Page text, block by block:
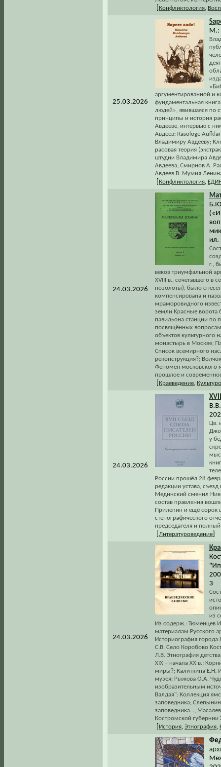
Конфликтология,
25.03.2026
М.:
аргументированной и
фундаментальная
людей», явившаяся по
принципы и история
Авдееве, интервью с
Авдеев: Rasologe
Владимиру Авдееву;
расовая теория
штудии Владимира
Авдеева; Смирнов А.
Авдеев В. Мумия
Конфликтология,
24.03.2026
ил.
г.,
веков триумфальной
XVIII в., сочетавшего в
позолоты), было
компенсирована и
мраморовидного
земли Красные ворота
павильона станции по
посвящённых
объектов культурного
монастырь в Москве;
Список всемирного
реконструкция?;
Феномен московского
прошлое и
Краеведение,
24.03.2026
XVII
Цв.
у
России прошёл 28
редакции устава,
Мединский сменил
состав правления
Прилепин и ещё сорок
стенографического
председателя и полный
Литературоведение
24.03.2026
3
из
Из содерж.: Тюменцев
материалам Русского
Историография
С.В. Село Коробово
Л.В. Этнография
XIX – начала XX в.;
миры?; Калиткина Е.Н.
музея; Рыжова О.А.
изобразительным
Валдая": Коллекция
заповедника;
заповедника...;
Костромской губернии
История, Этнография,